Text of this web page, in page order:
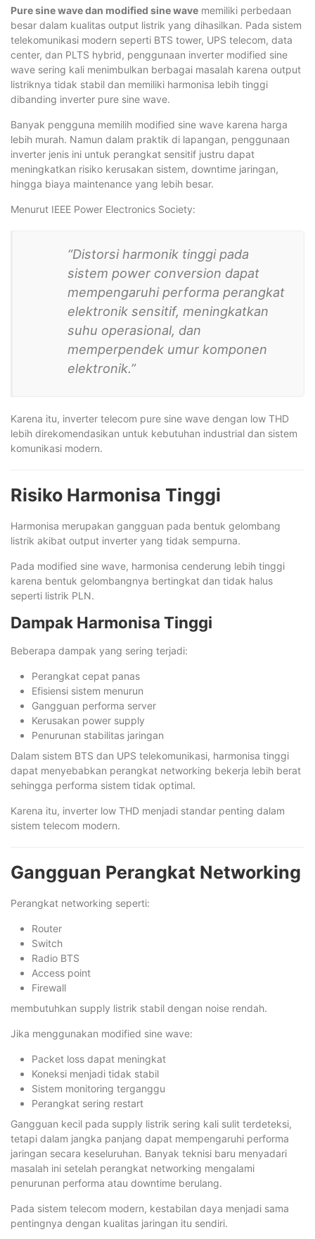
Pure sine wave dan modified sine wave memiliki perbedaan
besar dalam kualitas output listrik yang dihasilkan. Pada sistem
telekomunikasi modern seperti BTS tower, UPS telecom, data
center, dan PLTS hybrid, penggunaan inverter modified sine
wave sering kali menimbulkan berbagai masalah karena output
listriknya tidak stabil dan memiliki harmonisa lebih tinggi
dibanding inverter pure sine wave.
Banyak pengguna memilih modified sine wave karena harga
lebih murah. Namun dalam praktik di lapangan, penggunaan
inverter jenis ini untuk perangkat sensitif justru dapat
meningkatkan risiko kerusakan sistem, downtime jaringan,
hingga biaya maintenance yang lebih besar.
Menurut IEEE Power Electronics Society:
“Distorsi harmonik tinggi pada
sistem power conversion dapat
mempengaruhi performa perangkat
elektronik sensitif, meningkatkan
suhu operasional, dan
memperpendek umur komponen
elektronik.”
Karena itu, inverter telecom pure sine wave dengan low THD
lebih direkomendasikan untuk kebutuhan industrial dan sistem
komunikasi modern.
Risiko Harmonisa Tinggi
Harmonisa merupakan gangguan pada bentuk gelombang
listrik akibat output inverter yang tidak sempurna.
Pada modified sine wave, harmonisa cenderung lebih tinggi
karena bentuk gelombangnya bertingkat dan tidak halus
seperti listrik PLN.
Dampak Harmonisa Tinggi
Beberapa dampak yang sering terjadi:
Perangkat cepat panas
Efisiensi sistem menurun
Gangguan performa server
Kerusakan power supply
Penurunan stabilitas jaringan
Dalam sistem BTS dan UPS telekomunikasi, harmonisa tinggi
dapat menyebabkan perangkat networking bekerja lebih berat
sehingga performa sistem tidak optimal.
Karena itu, inverter low THD menjadi standar penting dalam
sistem telecom modern.
Gangguan Perangkat Networking
Perangkat networking seperti:
Router
Switch
Radio BTS
Access point
Firewall
membutuhkan supply listrik stabil dengan noise rendah.
Jika menggunakan modified sine wave:
Packet loss dapat meningkat
Koneksi menjadi tidak stabil
Sistem monitoring terganggu
Perangkat sering restart
Gangguan kecil pada supply listrik sering kali sulit terdeteksi,
tetapi dalam jangka panjang dapat mempengaruhi performa
jaringan secara keseluruhan. Banyak teknisi baru menyadari
masalah ini setelah perangkat networking mengalami
penurunan performa atau downtime berulang.
Pada sistem telecom modern, kestabilan daya menjadi sama
pentingnya dengan kualitas jaringan itu sendiri.